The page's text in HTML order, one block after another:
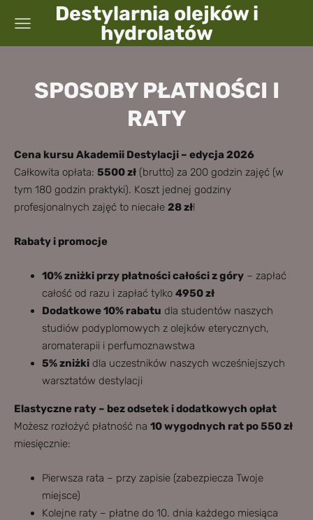
Destylarnia olejków i
hydrolatów
SPOSOBY PŁATNOŚCI I
RATY
Cena kursu Akademii Destylacji – edycja 2026
Całkowita opłata: 5500 zł (brutto) za 200 godzin zajęć (w
tym 180 godzin praktyki). Koszt jednej godziny
profesjonalnych zajęć to niecałe 28 zł!
Rabaty i promocje
10% zniżki przy płatności całości z góry – zapłać
całość od razu i zapłać tylko 4950 zł
Dodatkowe 10% rabatu dla studentów naszych
studiów podyplomowych z olejków eterycznych,
aromaterapii i perfumoznawstwa
5% zniżki dla uczestników naszych wcześniejszych
warsztatów destylacji
Elastyczne raty – bez odsetek i dodatkowych opłat
Możesz rozłożyć płatność na 10 wygodnych rat po 550 zł
miesięcznie:
Pierwsza rata – przy zapisie (zabezpiecza Twoje
miejsce)
Kolejne raty – płatne do 10. dnia każdego miesiąca